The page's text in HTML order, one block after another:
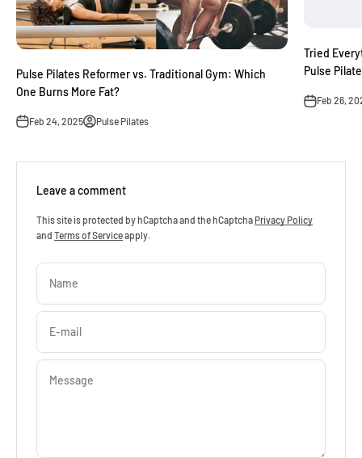
Pulse Pilates Reformer vs. Traditional Gym: Which
One Burns More Fat?
Feb 24, 2025 Pulse Pilates
Tried
Pulse
Feb 26,
Leave a comment
This site is protected by hCaptcha and the hCaptcha Privacy Policy
and Terms of Serviceapply.
Name
E-mail
Message